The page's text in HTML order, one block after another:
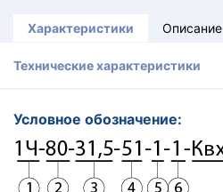
Характеристики Описание
Технические характеристики
Условное обозначение: